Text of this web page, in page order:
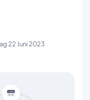
22 Juni 2023